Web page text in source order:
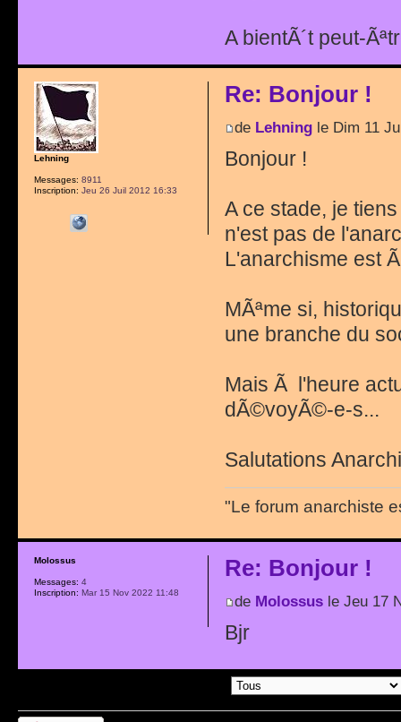
A bientÃ´t peut-
Re: Bonjour !
de Lehningle Dim 11
Bonjour !
A ce stade, je
n'est pas de
L'anarchisme est
MÃªme si,
une branche du
Mais Ã l'heure
dÃ©voyÃ©-e-s...
Salutations
"Le forum anarchiste
Lehning
Messages: 8911
Inscription: Jeu 26 Juil 2012 16:33
Re: Bonjour !
de Molossusle Jeu 17
Bjr
Molossus
Messages: 4
Inscription: Mar 15 Nov 2022 11:48